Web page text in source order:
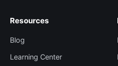
Resources
Blog
Learning Center